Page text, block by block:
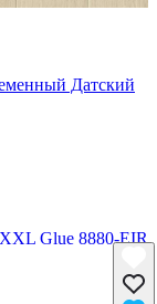
Датский